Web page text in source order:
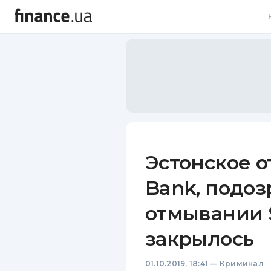
Эстонское
Bank,
отмывании
закрылось
01.10.2019, 18:41 — Криминал